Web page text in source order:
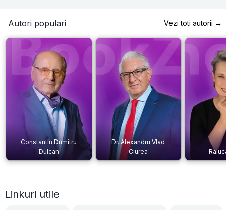
Autori populari Vezi toti autorii →
Constantin Dumitru
Dulcan
Dr. Alexandru Vlad
Ciurea
Linkuri utile